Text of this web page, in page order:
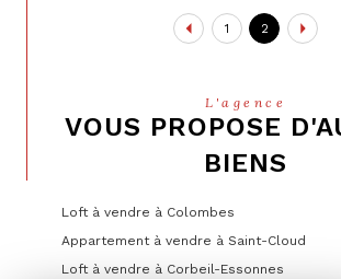
1 2
L'agence
VOUS PROPOSE
BIENS
Loft à vendre à Colombes
Appartement à vendre à Saint-Cloud
Loft à vendre à Corbeil-Essonnes